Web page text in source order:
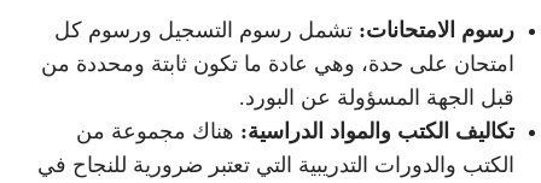
رسوم الامتحانات: تشمل رسوم التسجيل ورسوم كل
امتحان على حدة، وهي عادة ما تكون ثابتة ومحددة من
قبل الجهة المسؤولة عن البورد.
تكاليف الكتب والمواد الدراسية: هناك مجموعة من
الكتب والدورات التدريبية التي تعتبر ضرورية للنجاح في